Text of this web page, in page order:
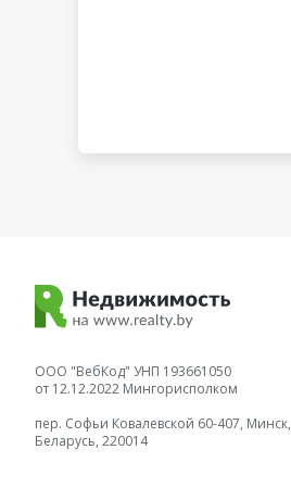
ООО "ВебКод" УНП 193661050
от 12.12.2022 Мингорисполком
пер. Софьи Ковалевской 60-407, Минск,
Беларусь, 220014